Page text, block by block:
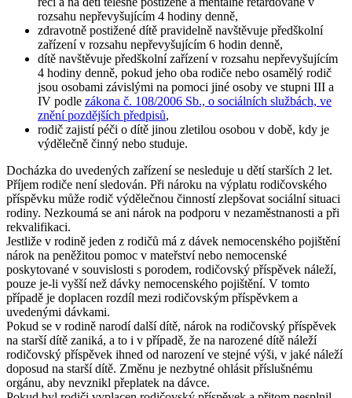
rozsahu nepřevyšujícím 4 hodiny denně,
zdravotně postižené dítě pravidelně navštěvuje předškolní
zařízení v rozsahu nepřevyšujícím 6 hodin denně,
dítě navštěvuje předškolní zařízení v rozsahu nepřevyšujícím
4 hodiny denně, pokud jeho oba rodiče nebo osamělý rodič
jsou osobami závislými na pomoci jiné osoby ve stupni III a
IV podle zákona č. 108/2006 Sb., o sociálních službách, ve
znění pozdějších předpisů,
rodič zajistí péči o dítě jinou zletilou osobou v době, kdy je
výdělečně činný nebo studuje.
Docházka do uvedených zařízení se nesleduje u dětí starších 2 let.
Příjem rodiče není sledován. Při nároku na výplatu rodičovského
příspěvku může rodič výdělečnou činností zlepšovat sociální situaci
rodiny. Nezkoumá se ani nárok na podporu v nezaměstnanosti a při
rekvalifikaci.
Jestliže v rodině jeden z rodičů má z dávek nemocenského pojištění
nárok na peněžitou pomoc v mateřství nebo nemocenské
poskytované v souvislosti s porodem, rodičovský příspěvek náleží,
pouze je-li vyšší než dávky nemocenského pojištění. V tomto
případě je doplacen rozdíl mezi rodičovským příspěvkem a
uvedenými dávkami.
Pokud se v rodině narodí další dítě, nárok na rodičovský příspěvek
na starší dítě zaniká, a to i v případě, že na narozené dítě náleží
rodičovský příspěvek ihned od narození ve stejné výši, v jaké náleží
doposud na starší dítě. Změnu je nezbytné ohlásit příslušnému
orgánu, aby nevznikl přeplatek na dávce.